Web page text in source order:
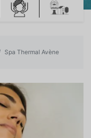
Spa Thermal Avène